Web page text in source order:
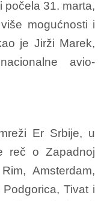
počela 31. marta,
mogućnosti i
je Jirži Marek,
avio-
Er Srbije, u
reč o Zapadnoj
Amsterdam,
Tivat i